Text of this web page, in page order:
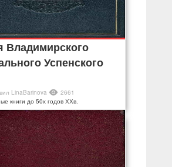
Владимирского
Успенского
LinaBarinova
2661
книги до 50х годов ХХв.